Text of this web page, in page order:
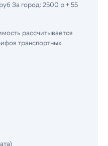
За город: 2500 р + 55
рассчитывается
транспортных